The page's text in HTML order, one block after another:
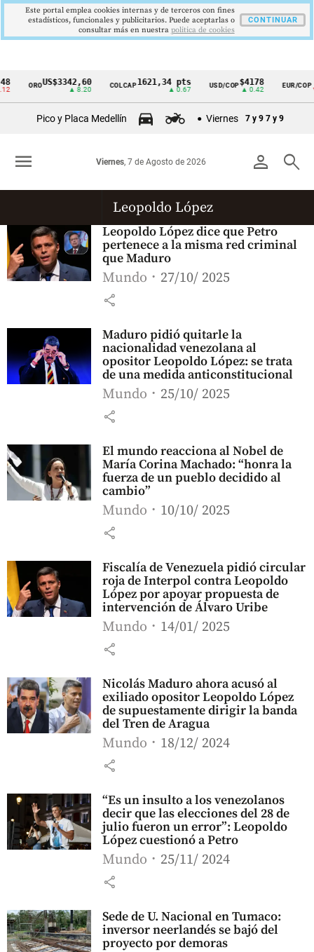
Cintillo
Colombia
OROUS$3342,60
▲ 8.20
COLCAP1621,34 pts
▲ 0.67
USD/COP$4178
▲ 0.42
EUR/COP
▼
Pico y Placa Medellín Viernes 7 y 9 7 y 9
person search
Viernes, 7 de Agosto de 2026
menu
Leopoldo López
Leopoldo López dice que Petro
pertenece a la misma red criminal
que Maduro
Mundo 27/10/ 2025
share
Maduro pidió quitarle la
nacionalidad venezolana al
opositor Leopoldo López: se trata
de una medida anticonstitucional
Mundo 25/10/ 2025
share
El mundo reacciona al Nobel de
María Corina Machado: “honra la
fuerza de un pueblo decidido al
cambio”
Mundo 10/10/ 2025
share
Fiscalía de Venezuela pidió circular
roja de Interpol contra Leopoldo
López por apoyar propuesta de
intervención de Álvaro Uribe
Mundo 14/01/ 2025
share
Nicolás Maduro ahora acusó al
exiliado opositor Leopoldo López
de supuestamente dirigir la banda
del Tren de Aragua
Mundo 18/12/ 2024
share
“Es un insulto a los venezolanos
decir que las elecciones del 28 de
julio fueron un error”: Leopoldo
López cuestionó a Petro
Mundo 25/11/ 2024
share
Sede de U. Nacional en Tumaco:
inversor neerlandés se bajó del
proyecto por demoras
Este portal emplea cookies internas y de terceros con fines
estadísticos, funcionales y publicitarios. Puede aceptarlas o
consultar más en nuestra politica de cookies
CONTINUAR